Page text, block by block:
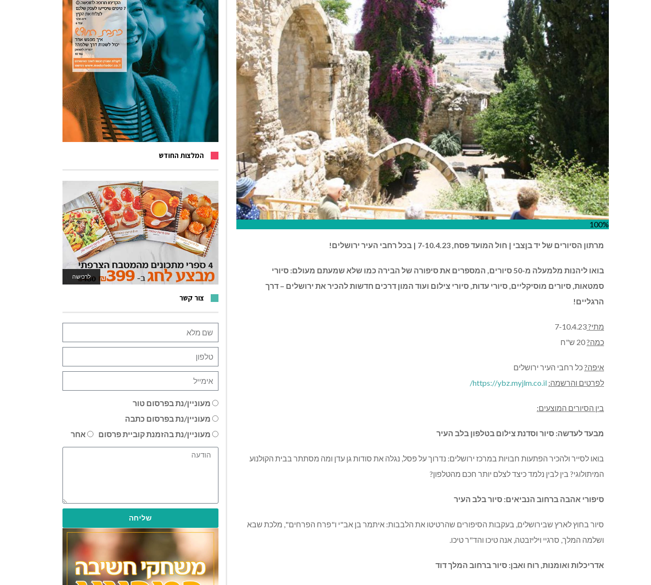
100%
מרתון הסיורים של יד בןצבי | חול המועד פסח, 7-10.4.23 | בכל רחבי העיר ירושלים!
בואו ליהנות מלמעלה מ-50 סיורים, המספרים את סיפורה של הבירה כמו שלא שמעתם מעולם: סיורי
סמטאות, סיורים מוסיקליים, סיורי עדות, סיורי צילום ועוד המון דרכים חדשות להכיר את ירושלים – דרך
הרגליים!
מתי?7-10.4.23
כמה?
איפה?כל רחבי העיר ירושלים
לפרטים והרשמה: https://ybz.myjlm.co.il/
בין הסיורים המוצעים:
מבעד לעדשה: סיור וסדנת צילום בטלפון בלב העיר
בואו לסייר ולהכיר הפתעות חבויות במרכז ירושלים: נדרוך על פסל, נגלה את סודות גן עדן ומה מסתתר בבית הקולנוע
המיתולוגי? בין לבין נלמד כיצד לצלם יותר חכם מהטלפון?
סיפורי אהבה ברחוב הנביאים: סיור בלב העיר
סיור בחוץ לארץ שבירושלים, בעקבות הסיפורים שהרטיטו את הלבבות: איתמר בן אב"י ו"פרח הפרחים", מלכת שבא
ושלמה המלך, סרגיי ויליזבטה, אנה טיכו והד"ר טיכו.
אדריכלות ואומנות, רוח ואבן: סיור ברחוב המלך דוד
המלצות החודש
לרכישה
לאתר המשחקים
צור קשר
מעוניין/נת בפרסום טור
מעוניין/נת בפרסום כתבה
מעוניין/נת בהזמנת קוביית פרסום
אחר
שליחה